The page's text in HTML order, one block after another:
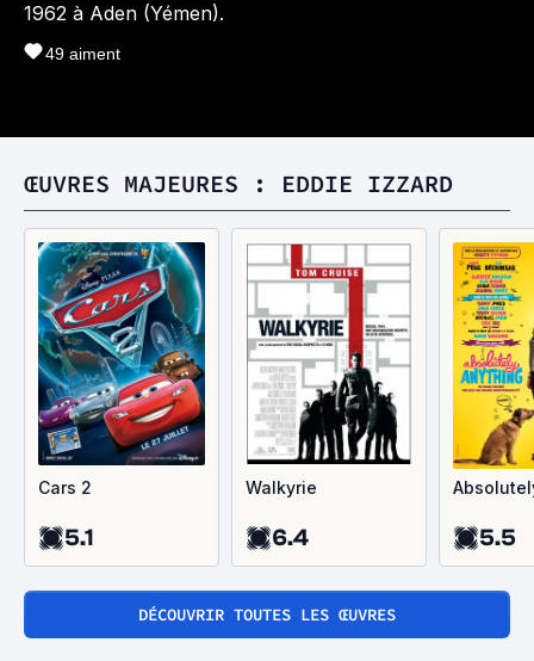
1962 à Aden (Yémen).
49 aiment
ŒUVRES MAJEURES : EDDIE IZZARD
Cars 2
5.1
Walkyrie
6.4 5.5
DÉCOUVRIR TOUTES LES ŒUVRES